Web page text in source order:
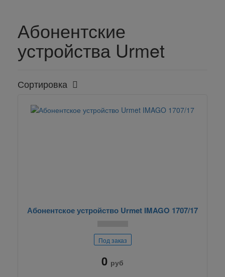
Абонентские
устройства Urmet
Сортировка
Абонентское устройство Urmet IMAGO 1707/17
Под заказ
0 руб